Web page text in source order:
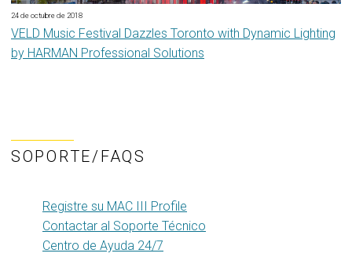
24 de octubre de 2018
VELD Music Festival Dazzles Toronto with Dynamic Lighting
by HARMAN Professional Solutions
SOPORTE/FAQS
Registre su MAC III Profile
Contactar al Soporte Técnico
Centro de Ayuda 24/7